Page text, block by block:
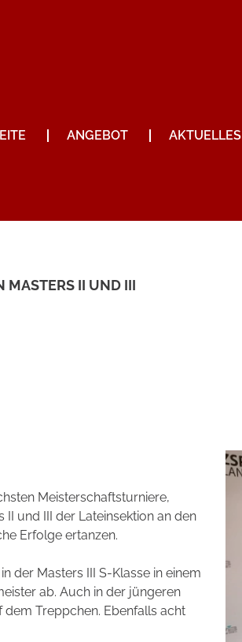
ANGEBOT AKTUELLES
MASTERS II UND III
Meisterschaftsturniere,
und III der Lateinsektion an den
Erfolge ertanzen.
der Masters III S-Klasse in einem
ab. Auch in der jüngeren
dem Treppchen. Ebenfalls acht